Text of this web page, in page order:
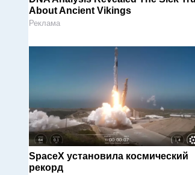
About Ancient Vikings
Реклама
SpaceX установила космический
рекорд